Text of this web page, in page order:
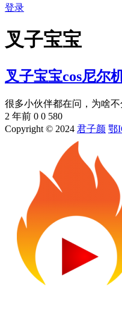
登录
叉子宝宝
叉子宝宝cos尼尔
很多小伙伴都在问，为啥
2 年前 0 0 580
Copyright © 2024 君子颜 鄂